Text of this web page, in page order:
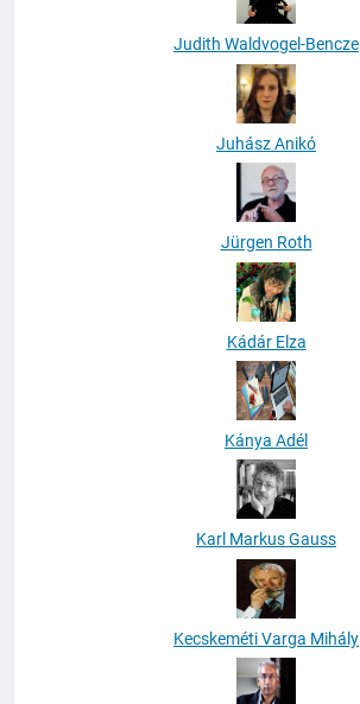
Judith Waldvogel-Bencze
Juhász Anikó
Jürgen Roth
Kádár Elza
Kánya Adél
Karl Markus Gauss
Kecskeméti Varga Mihály